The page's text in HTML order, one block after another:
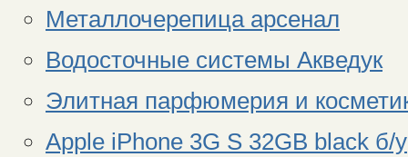
Металлочерепица арсенал
Водосточные системы Акведук
Элитная парфюмерия и
Apple iPhone 3G S 32GB black б/у